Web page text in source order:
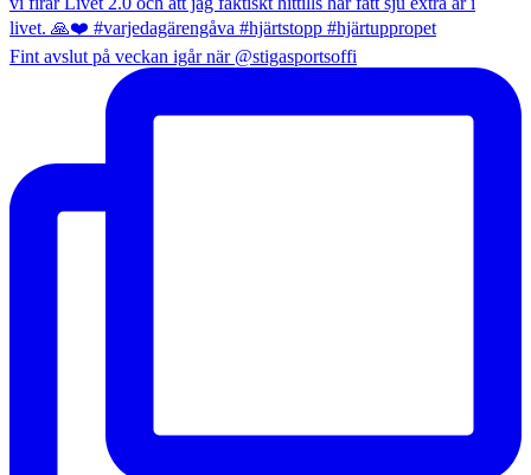
Fint avslut på veckan igår när @stigasportsoffi